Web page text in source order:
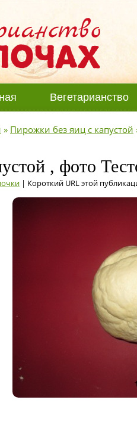
Вегетарианство
» Пирожки без яиц с капустой
, фото
| Короткий URL этой